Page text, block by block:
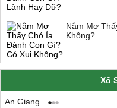
Nằm Mơ
Không?
Xổ
An Giang